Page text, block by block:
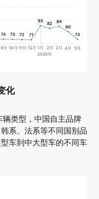
化
类型，中国自主品牌
系、法系等不同国别品
车到中大型车的不同车